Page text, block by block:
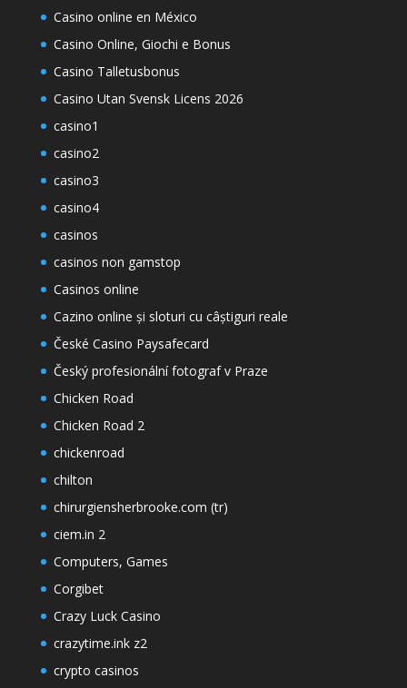
Casino online en México
Casino Online, Giochi e Bonus
Casino Talletusbonus
Casino Utan Svensk Licens 2026
casino1
casino2
casino3
casino4
casinos
casinos non gamstop
Casinos online
Cazino online și sloturi cu câștiguri reale
České Casino Paysafecard
Český profesionální fotograf v Praze
Chicken Road
Chicken Road 2
chickenroad
chilton
chirurgiensherbrooke.com (tr)
ciem.in 2
Computers, Games
Corgibet
Crazy Luck Casino
crazytime.ink z2
crypto casinos